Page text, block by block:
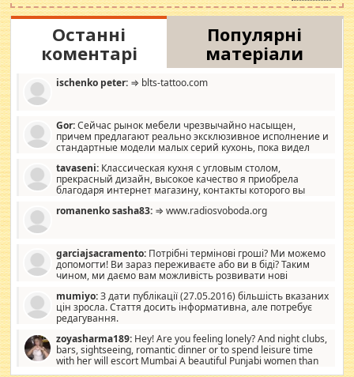
Останні
коментарі
Популярні
матеріали
ischenko peter: ⇒ blts-tattoo.com
Gor:Сейчас рынок мебели чрезвычайно насыщен,
причем предлагают реально эксклюзивное исполнение и
стандартные модели малых серий кухонь, пока видел
стандартные формы, в MebelOk, креативненько и что главное -
со вкусом все в порядке, без ненужных наворотов удорожающих
мебель, а это не последний фактор.
tavaseni: Классическая кухня с угловым столом,
прекрасный дизайн, высокое качество я приобрела
благодаря интернет магазину, контакты которого вы
romanenko sasha83: ⇒ www.radiosvoboda.org
garciajsacramento: Потрібні термінові гроші? Ми можемо
допомогти! Ви зараз переживаєте або ви в біді? Таким
чином, ми даємо вам можливість розвивати нові
допомагати людям, які намагаються дати їм шанс. Кожен
заслуговує на другий шанс, і, оскільки влада не зможе, вони
повинні приймати від інших. Для нас нема багато суми, і зрілість
витрат, а тільки узгоджених сум і нічого іншого. Не чекайте і не
коментуйте цей пост. Введіть суму, яку ви хочете подати, і ми
зв'яжемося з вами з усіма варіантами. зв'яжіться з нами
mumiyo:З дати публікації (27.05.2016) більшість вказаних
цін зросла. Стаття досить інформативна, але потребує
редагування.
zoyasharma189: Hey! Are you feeling lonely? And night clubs,
bars, sightseeing, romantic dinner or to spend leisure time
with her will escort Mumbai A beautiful Punjabi women than
sexy escort companion in arms that you guys feel like 5 star luxury